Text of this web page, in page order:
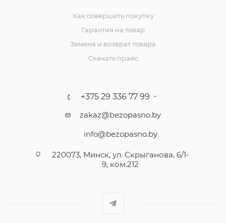
Как совершить покупку
Гарантия на товар
Замена и возврат товара
Скачать прайс
+375 29 336 77 99
zakaz@bezopasno.by
info@bezopasno.by
220073, Минск, ул. Скрыганова, 6/1-
9, ком.212